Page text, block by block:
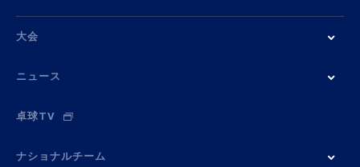
大会
ニュース
卓球TV
ナショナルチーム